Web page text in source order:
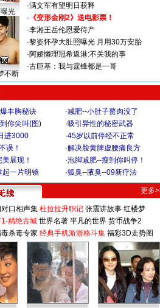
光
不断
·满文军有望明日获释
· 《变形金刚2》送电影票！
·李湘王岳伦恩爱待产
·黎姿怀孕大肚照曝光 月用30万安胎
·阿娇懒理冠希返港:不关我的事
·古巨基：我与霆锋都是一哥
丰胸秘诀 ·减肥--小肚子赘肉没了
你尖叫(图) ·吸引异性的秘密武器
进3000 ·45岁以前停经不正常
误！ ·解决脸黄脾虚腰痛良方
展现！ ·泡脚减肥--瘦到你叫停！
起一片明镜 ·狐臭--腋臭--09新疗法
更多
口相声集 杜拉拉升职记 张震讲故事 红楼梦
1-精绝古城 世界名著 平凡的世界 货币战争2
杀毒专家 经典手机游游格斗集 福彩3D走势图